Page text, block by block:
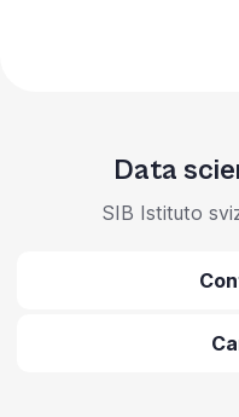
Data
SIB Istituto